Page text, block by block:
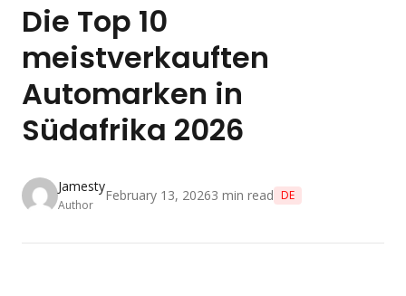
Die Top 10
meistverkauften
Automarken in
Südafrika 2026
Jamesty
Author
February 13, 20263 min read DE